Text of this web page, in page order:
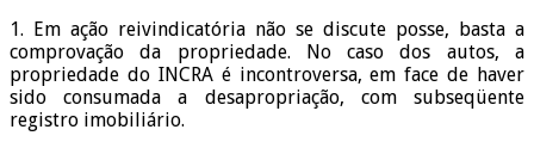
1. Em ação reivindicatória não se discute posse, basta a
comprovação da propriedade. No caso dos autos, a
propriedade do INCRA é incontroversa, em face de haver
sido consumada a desapropriação, com subseqüente
registro imobiliário.